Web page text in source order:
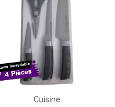
Cuisine